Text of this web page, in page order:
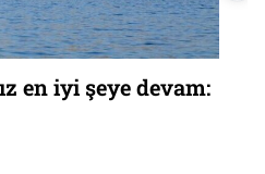
en iyi şeye devam: